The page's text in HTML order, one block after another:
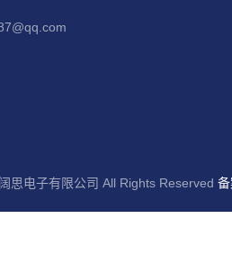
思电子有限公司 All Rights Reserved